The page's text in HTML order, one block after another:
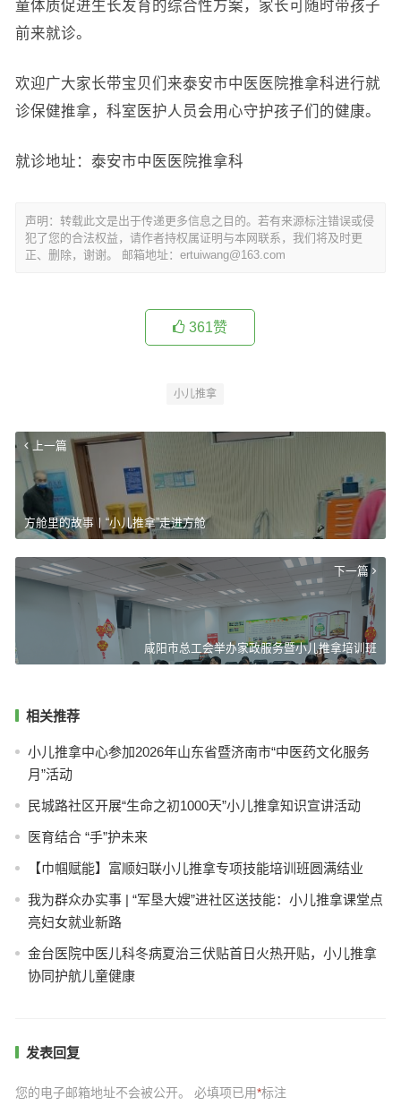
童体质促进生长发育的综合性方案，家长可随时带孩子
前来就诊。
欢迎广大家长带宝贝们来泰安市中医医院推拿科进行就
诊保健推拿，科室医护人员会用心守护孩子们的健康。
就诊地址：泰安市中医医院推拿科
声明：转载此文是出于传递更多信息之目的。若有来源标注错误或侵
犯了您的合法权益，请作者持权属证明与本网联系，我们将及时更
正、删除，谢谢。 邮箱地址：ertuiwang@163.com
361赞
小儿推拿
上一篇
方舱里的故事丨“小儿推拿”走进方舱
下一篇
咸阳市总工会举办家政服务暨小儿推拿培训班
相关推荐
小儿推拿中心参加2026年山东省暨济南市“中医药文化服务
月”活动
民城路社区开展“生命之初1000天”小儿推拿知识宣讲活动
医育结合 “手”护未来
【巾帼赋能】富顺妇联小儿推拿专项技能培训班圆满结业
我为群众办实事 | “军垦大嫂”进社区送技能：小儿推拿课堂点
亮妇女就业新路
金台医院中医儿科冬病夏治三伏贴首日火热开贴，小儿推拿
协同护航儿童健康
发表回复
您的电子邮箱地址不会被公开。 必填项已用*标注